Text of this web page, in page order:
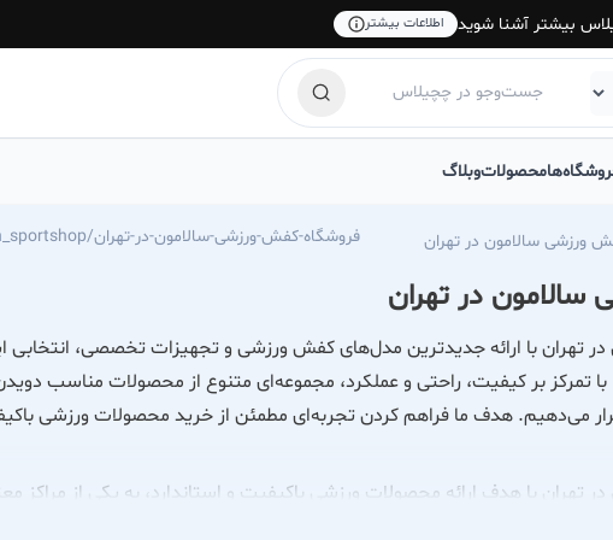
بیشتر آشنا شوید اطلاعات بیشتر
محصولاتوبلاگ
ورزشی سالامون در تهران https://chechilas.com/salamon_sportshop/فروشگاه-کفش-ورزشی-سالامون-در-تهران
در تهران
تهران با ارائه جدیدترین مدل‌های کفش ورزشی و تجهیزات تخصصی، انتخابی
تمرکز بر کیفیت، راحتی و عملکرد، مجموعه‌ای متنوع از محصولات مناسب
می‌دهیم. هدف ما فراهم کردن تجربه‌ای مطمئن از خرید محصولات ورزشی
تهران با هدف ارائه محصولات ورزشی باکیفیت و استاندارد، به یکی از مراکز
به سبک زندگی فعال تبدیل شده است. ما با گردآوری مجموعه‌ای متنوع از